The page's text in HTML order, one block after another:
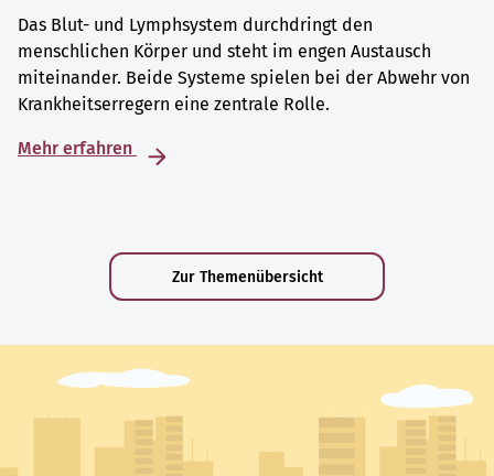
Das Blut- und Lymphsystem durchdringt den
menschlichen Körper und steht im engen Austausch
miteinander. Beide Systeme spielen bei der Abwehr von
Krankheitserregern eine zentrale Rolle.
Mehr erfahren
Zur Themenübersicht